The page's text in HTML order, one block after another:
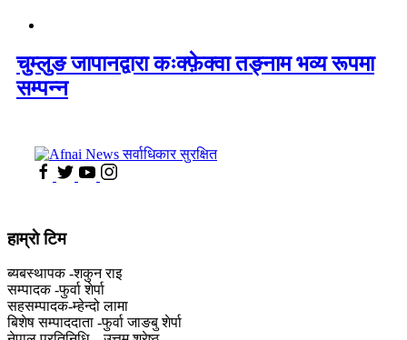
चुम्लुङ जापानद्वारा कःक्फ़ेक्वा तङ्नाम भव्य रूपमा
सम्पन्न
हाम्राे टिम
ब्यबस्थापक -शकुन राइ
सम्पादक -फुर्वा शेर्पा
सहसम्पादक-म्हेन्दो लामा
‍बिशेष सम्पाददाता -फुर्वा जा‌ङबु शेर्पा